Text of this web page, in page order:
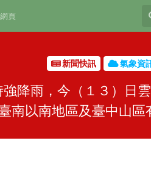
頁
新聞快訊 氣象資
強降雨，今（１３）日
南以南地區及臺中山